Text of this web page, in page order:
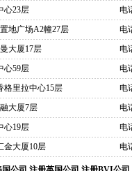
心23层
电
地广场A2幢27层
电
大厦17层
电
心59层
电
格里拉中心15层
电
大厦7层
电
心19层
电
金大厦10层 电